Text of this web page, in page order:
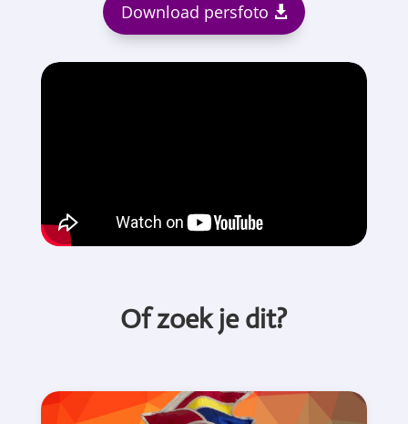
Download persfoto
Of zoek je dit?